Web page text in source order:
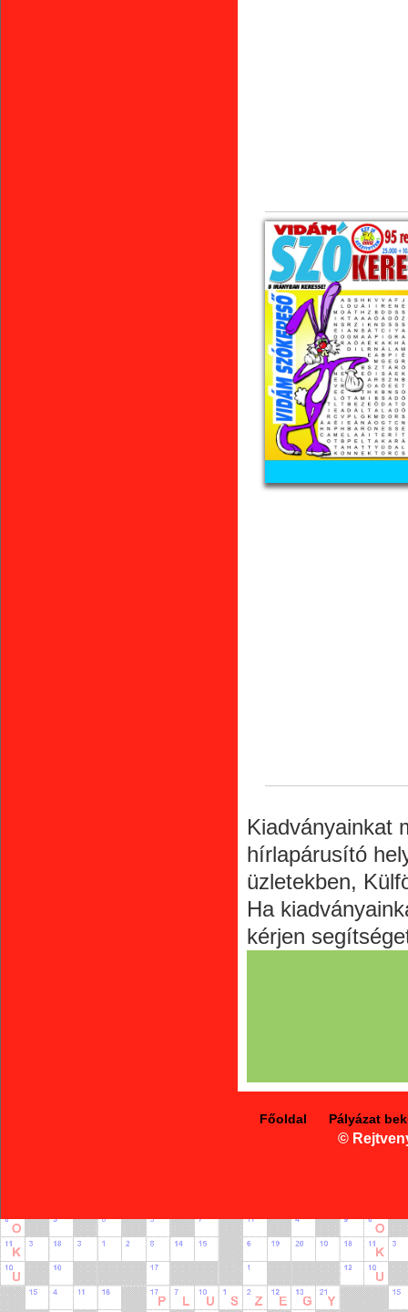
Kiadványainkat
hírlapárusító
üzletekben,
Ha
kérjen
Főoldal Pályázat
©